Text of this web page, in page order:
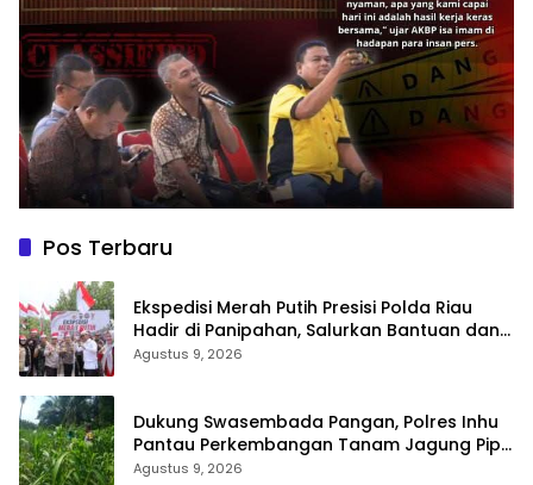
Pos Terbaru
Ekspedisi Merah Putih Presisi Polda Riau
Hadir di Panipahan, Salurkan Bantuan dan
Layanan Kesehatan
Agustus 9, 2026
Dukung Swasembada Pangan, Polres Inhu
Pantau Perkembangan Tanam Jagung Pipil
Agustus 9, 2026